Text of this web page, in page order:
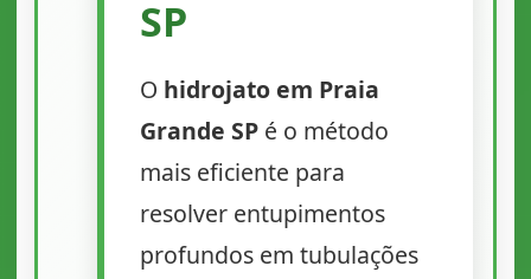
SP
O hidrojato em Praia
Grande SPé o método
mais eficiente para
resolver entupimentos
profundos em tubulações